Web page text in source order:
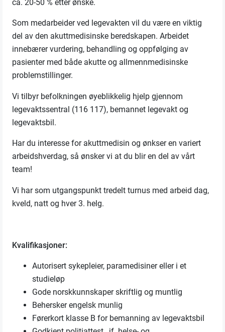
ca. 20-50 % etter ønske.
Som medarbeider ved legevakten vil du være en viktig
del av den akuttmedisinske beredskapen. Arbeidet
innebærer vurdering, behandling og oppfølging av
pasienter med både akutte og allmennmedisinske
problemstillinger.
Vi tilbyr befolkningen øyeblikkelig hjelp gjennom
legevaktssentral (116 117), bemannet legevakt og
legevaktsbil.
Har du interesse for akuttmedisin og ønkser en variert
arbeidshverdag, så ønsker vi at du blir en del av vårt
team!
Vi har som utgangspunkt tredelt turnus med arbeid dag,
kveld, natt og hver 3. helg.
Kvalifikasjoner:
Autorisert sykepleier, paramedisiner eller i et
studieløp
Gode norskkunnskaper skriftlig og muntlig
Behersker engelsk munlig
Førerkort klasse B for bemanning av legevaktsbil